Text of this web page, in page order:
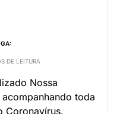
DE LEITURA
Nossa
acompanhando toda
Coronavírus.